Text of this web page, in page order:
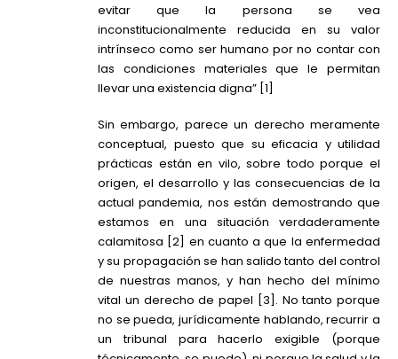
evitar que la persona se vea
inconstitucionalmente reducida en su valor
intrínseco como ser humano por no contar con
las condiciones materiales que le permitan
llevar una existencia digna” [1]
Sin embargo, parece un derecho meramente
conceptual, puesto que su eficacia y utilidad
prácticas están en vilo, sobre todo porque el
origen, el desarrollo y las consecuencias de la
actual pandemia, nos están demostrando que
estamos en una situación verdaderamente
calamitosa [2] en cuanto a que la enfermedad
y su propagación se han salido tanto del control
de nuestras manos, y han hecho del mínimo
vital un derecho de papel [3]. No tanto porque
no se pueda, jurídicamente hablando, recurrir a
un tribunal para hacerlo exigible (porque